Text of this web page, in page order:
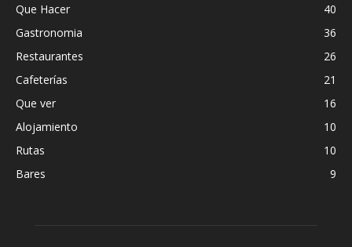
Que Hacer
40
Gastronomia
36
Restaurantes
26
Cafeterías
21
Que ver
16
Alojamiento
10
Rutas
10
Bares
9